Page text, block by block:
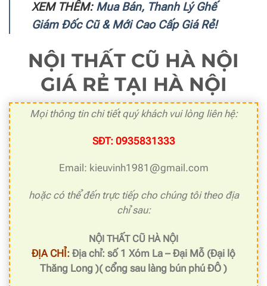
XEM THÊM: Mua Bán, Thanh Lý Ghế
Giám Đốc Cũ & Mới Cao Cấp Giá Rẻ!
NỘI THẤT CŨ HÀ NỘI
GIÁ RẺ TẠI HÀ NỘI
Mọi thông tin chi tiết quý khách vui lòng liên hệ:
SĐT: 0935831333
Email: kieuvinh1981@gmail.com
hoặc có thể đến trực tiếp cho chúng tôi theo địa
chỉ sau:
NỘI THẤT CŨ HÀ NỘI
ĐỊA CHỈ: Địa chỉ: số 1 Xóm La – Đại Mỗ (Đại lộ
Thăng Long )( cổng sau làng bún phú ĐÔ )